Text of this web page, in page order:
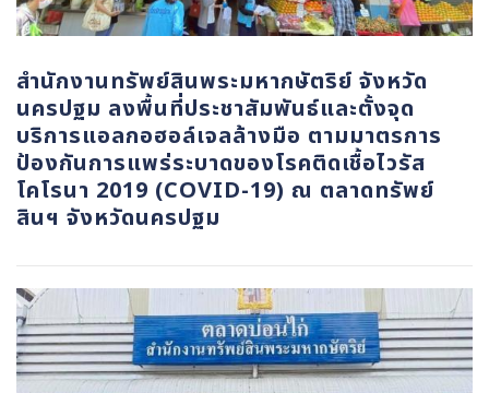
สำนักงานทรัพย์สินพระมหากษัตริย์ จังหวัด
นครปฐม ลงพื้นที่ประชาสัมพันธ์และตั้งจุด
บริการแอลกอฮอล์เจลล้างมือ ตามมาตรการ
ป้องกันการแพร่ระบาดของโรคติดเชื้อไวรัส
โคโรนา 2019 (COVID-19) ณ ตลาดทรัพย์
สินฯ จังหวัดนครปฐม